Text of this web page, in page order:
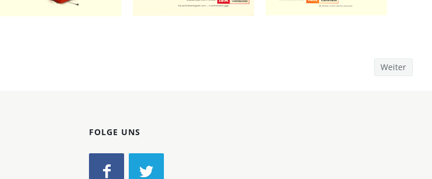
Bild-ID: 20784 Bild-ID: 20785 Bild-ID: 20786
Weiter
FOLGE UNS